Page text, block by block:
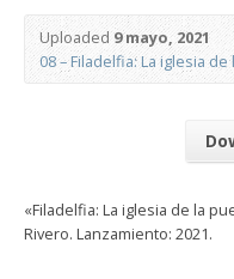
Uploaded9 mayo, 2021
08 – Filadelfia: La iglesia
«Filadelfia: La iglesia de la
Rivero. Lanzamiento: 2021.